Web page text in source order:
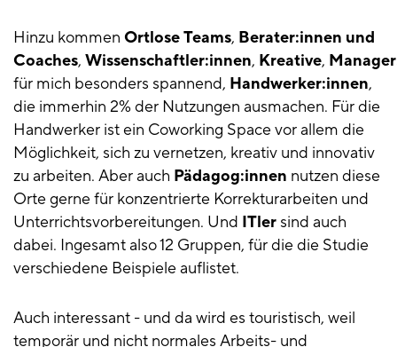
Hinzu kommen Ortlose Teams, Berater:innen und
Coaches, Wissenschaftler:innen, Kreative,
für mich besonders spannend, Handwerker:innen,
die immerhin 2% der Nutzungen ausmachen. Für die
Handwerker ist ein Coworking Space vor allem die
Möglichkeit, sich zu vernetzen, kreativ und innovativ
zu arbeiten. Aber auch Pädagog:innen nutzen diese
Orte gerne für konzentrierte Korrekturarbeiten und
Unterrichtsvorbereitungen. Und ITler sind auch
dabei. Ingesamt also 12 Gruppen, für die die Studie
verschiedene Beispiele auflistet.
Auch interessant - und da wird es touristisch, weil
temporär und nicht normales Arbeits- und